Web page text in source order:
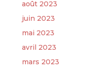
août 2023
juin 2023
mai 2023
avril 2023
mars 2023